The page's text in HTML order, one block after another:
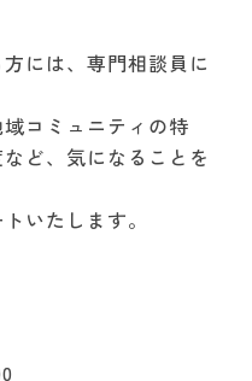
には、専門相談員に
コミュニティの特
ど、気になることを
いたします。